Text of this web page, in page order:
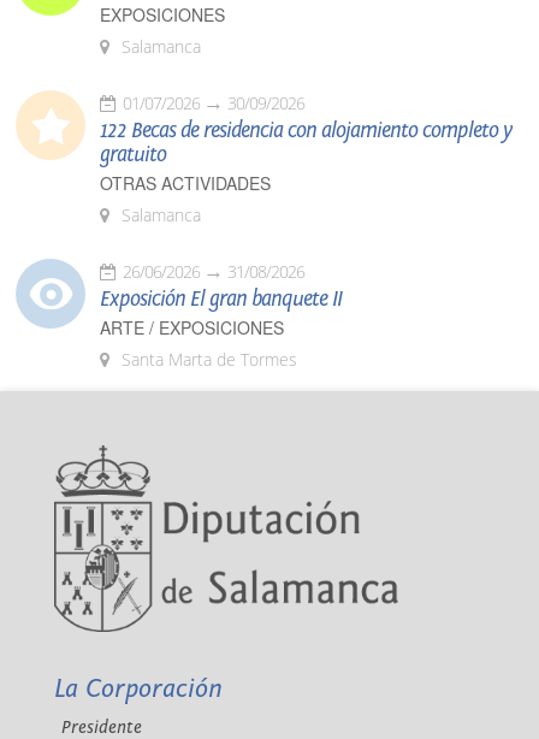
EXPOSICIONES
Salamanca
01/07/2026 30/09/2026
122 Becas de residencia con alojamiento completo y
gratuito
OTRAS ACTIVIDADES
Salamanca
26/06/2026 31/08/2026
Exposición El gran banquete II
ARTE / EXPOSICIONES
Santa Marta de Tormes
La Corporación
Presidente